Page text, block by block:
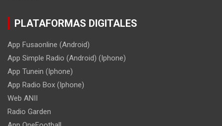
PLATAFORMAS DIGITALES
App Fusaonline (Android)
App Simple Radio (Android) (Iphone)
App Tunein (Iphone)
App Radio Box (Iphone)
Web ANII
Radio Garden